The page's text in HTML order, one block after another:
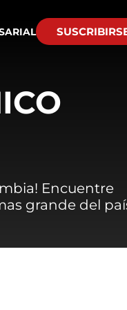
Encuentre
grande del